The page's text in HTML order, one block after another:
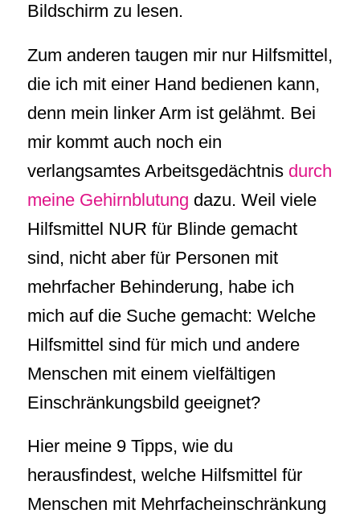
Bildschirm zu lesen.
Zum anderen taugen mir nur Hilfsmittel,
die ich mit einer Hand bedienen kann,
denn mein linker Arm ist gelähmt. Bei
mir kommt auch noch ein
verlangsamtes Arbeitsgedächtnis durch
meine Gehirnblutung dazu. Weil viele
Hilfsmittel NUR für Blinde gemacht
sind, nicht aber für Personen mit
mehrfacher Behinderung, habe ich
mich auf die Suche gemacht: Welche
Hilfsmittel sind für mich und andere
Menschen mit einem vielfältigen
Einschränkungsbild geeignet?
Hier meine 9 Tipps, wie du
herausfindest, welche Hilfsmittel für
Menschen mit Mehrfacheinschränkung